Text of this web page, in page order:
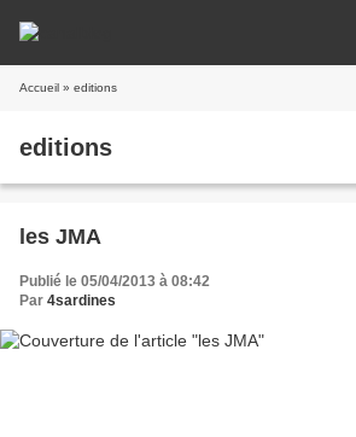
Accueil » editions
editions
les JMA
Publié le 05/04/2013 à 08:42
Par 4sardines